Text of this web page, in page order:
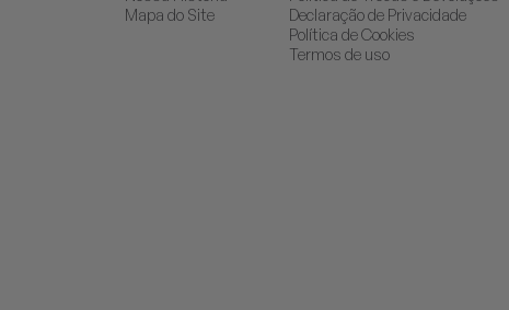
Mapa do Site
Declaração de Privacidade
Política de Cookies
Termos de uso